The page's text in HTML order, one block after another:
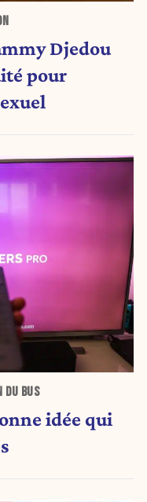
Djedou
pour
DU BUS
idée qui